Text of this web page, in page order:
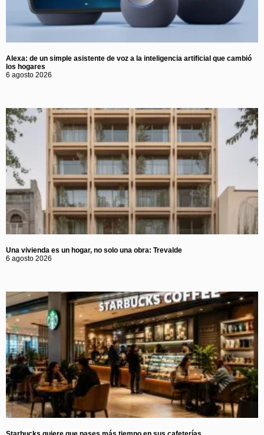
Alexa: de un simple asistente de voz a la inteligencia artificial que cambió
los hogares
6 agosto 2026
Una vivienda es un hogar, no solo una obra: Trevalde
6 agosto 2026